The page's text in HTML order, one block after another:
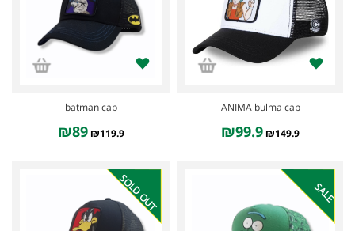
ANIMA bulma cap
₪149.9
₪99.9
batman cap
₪119.9
₪89
SALE
SOLD OUT